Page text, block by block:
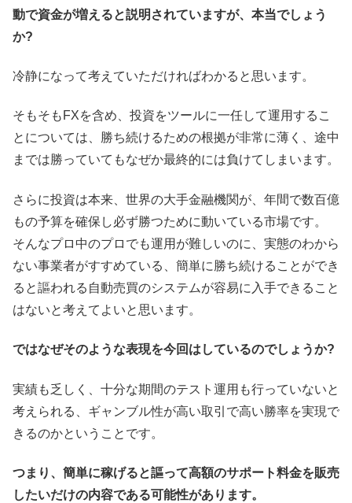
動で資金が増えると説明されていますが、本当でしょう
か?
冷静になって考えていただければわかると思います。
そもそもFXを含め、投資をツールに一任して運用するこ
とについては、勝ち続けるための根拠が非常に薄く、途中
までは勝っていてもなぜか最終的には負けてしまいます。
さらに投資は本来、世界の大手金融機関が、年間で数百億
もの予算を確保し必ず勝つために動いている市場です。
そんなプロ中のプロでも運用が難しいのに、実態のわから
ない事業者がすすめている、簡単に勝ち続けることができ
ると謳われる自動売買のシステムが容易に入手できること
はないと考えてよいと思います。
ではなぜそのような表現を今回はしているのでしょうか?
実績も乏しく、十分な期間のテスト運用も行っていないと
考えられる、ギャンブル性が高い取引で高い勝率を実現で
きるのかということです。
つまり、簡単に稼げると謳って高額のサポート料金を販売
したいだけの内容である可能性があります。